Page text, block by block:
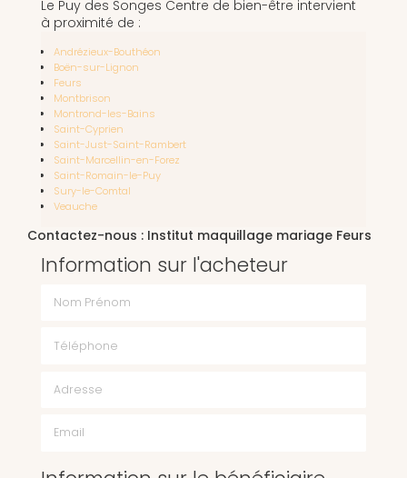
Le Puy des Songes Centre de bien-être intervient
à proximité de :
Andrézieux-Bouthéon
Boën-sur-Lignon
Feurs
Montbrison
Montrond-les-Bains
Saint-Cyprien
Saint-Just-Saint-Rambert
Saint-Marcellin-en-Forez
Saint-Romain-le-Puy
Sury-le-Comtal
Veauche
Contactez-nous : Institut maquillage mariage Feurs
Information sur l'acheteur